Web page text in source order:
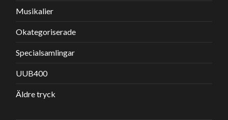
Musikalier
Okategoriserade
Specialsamlingar
UUB400
Äldre tryck